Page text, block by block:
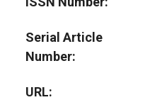
Serial Article
Number
URL